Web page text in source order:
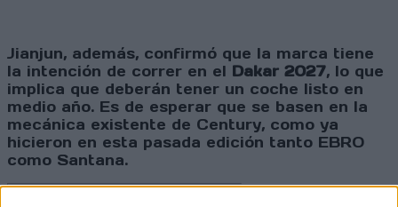
Jianjun, además, confirmó que la marca tiene
la intención de correr en el Dakar 2027, lo que
implica que deberán tener un coche listo en
medio año. Es de esperar que se basen en la
mecánica existente de Century, como ya
hicieron en esta pasada edición tanto EBRO
como Santana.